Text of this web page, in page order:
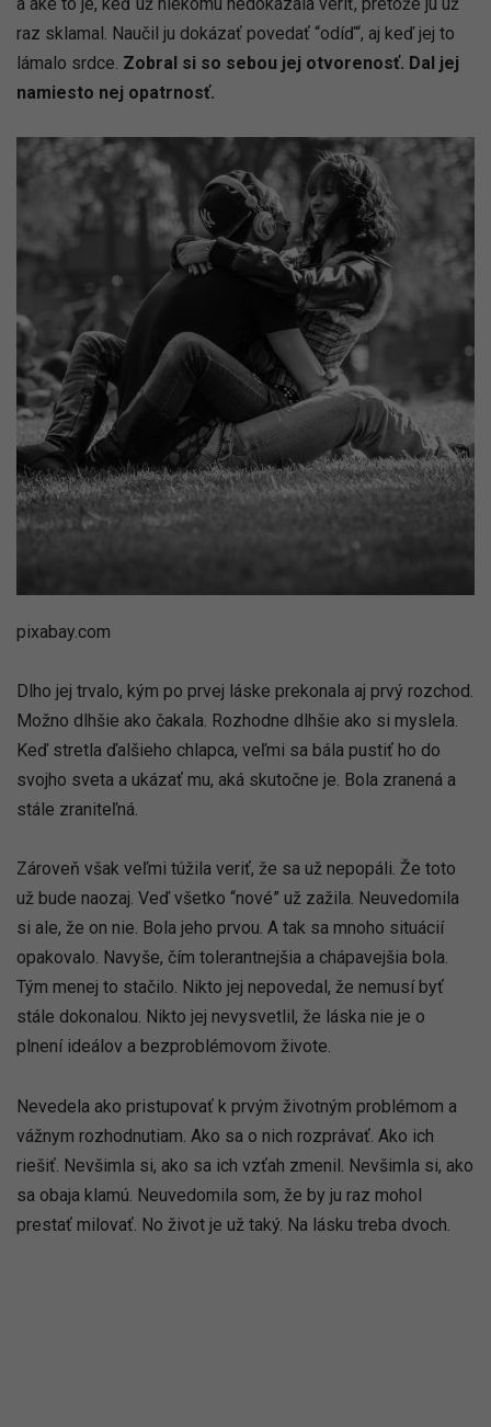
raz sklamal. Naučil ju dokázať povedať “odíď“, aj keď jej to
lámalo srdce. Zobral si so sebou jej otvorenosť. Dal jej
namiesto nej opatrnosť.
pixabay.com
Dlho jej trvalo, kým po prvej láske prekonala aj prvý rozchod.
Možno dlhšie ako čakala. Rozhodne dlhšie ako si myslela.
Keď stretla ďalšieho chlapca, veľmi sa bála pustiť ho do
svojho sveta a ukázať mu, aká skutočne je. Bola zranená a
stále zraniteľná.
Zároveň však veľmi túžila veriť, že sa už nepopáli. Že toto
už bude naozaj. Veď všetko “nové” už zažila. Neuvedomila
si ale, že on nie. Bola jeho prvou. A tak sa mnoho situácií
opakovalo. Navyše, čím tolerantnejšia a chápavejšia bola.
Tým menej to stačilo. Nikto jej nepovedal, že nemusí byť
stále dokonalou. Nikto jej nevysvetlil, že láska nie je o
plnení ideálov a bezproblémovom živote.
Nevedela ako pristupovať k prvým životným problémom a
vážnym rozhodnutiam. Ako sa o nich rozprávať. Ako ich
riešiť. Nevšimla si, ako sa ich vzťah zmenil. Nevšimla si, ako
sa obaja klamú. Neuvedomila som, že by ju raz mohol
prestať milovať. No život je už taký. Na lásku treba dvoch.